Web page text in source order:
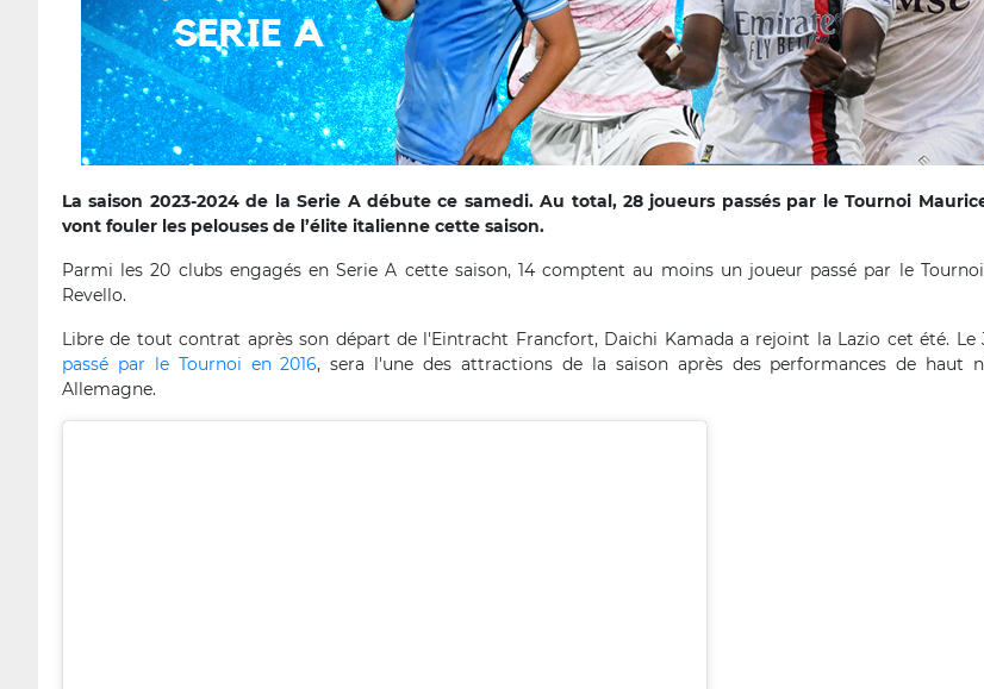
La saison 2023-2024 de la Serie A débute ce samedi. Au total, 28 joueurs passés par le Tournoi
vont fouler les pelouses de l’élite italienne cette saison.
Parmi les 20 clubs engagés en Serie A cette saison, 14 comptent au moins un joueur passé par le
Revello.
Libre de tout contrat après son départ de l'Eintracht Francfort, Daichi Kamada a rejoint la Lazio cet été. Le
passé par le Tournoi en 2016, sera l'une des attractions de la saison après des performances de haut
Allemagne.